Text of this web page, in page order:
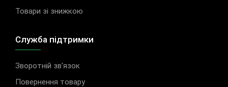
Товари зі знижкою
Служба підтримки
Зворотній зв'язок
Повернення товару